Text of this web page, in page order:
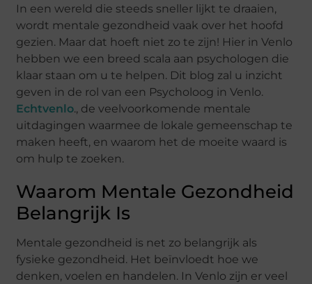
In een wereld die steeds sneller lijkt te draaien,
wordt mentale gezondheid vaak over het hoofd
gezien. Maar dat hoeft niet zo te zijn! Hier in Venlo
hebben we een breed scala aan psychologen die
klaar staan om u te helpen. Dit blog zal u inzicht
geven in de rol van een Psycholoog in Venlo.
Echtvenlo., de veelvoorkomende mentale
uitdagingen waarmee de lokale gemeenschap te
maken heeft, en waarom het de moeite waard is
om hulp te zoeken.
Waarom Mentale Gezondheid
Belangrijk Is
Mentale gezondheid is net zo belangrijk als
fysieke gezondheid. Het beïnvloedt hoe we
denken, voelen en handelen. In Venlo zijn er veel